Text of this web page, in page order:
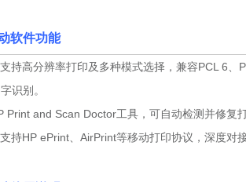
软件功能
持高分辨率打印及多种模式选择，兼容PCL 6
识别。
Print and Scan Doctor工具，可自动检测并修复
持HP ePrint、AirPrint等移动打印协议，深度对